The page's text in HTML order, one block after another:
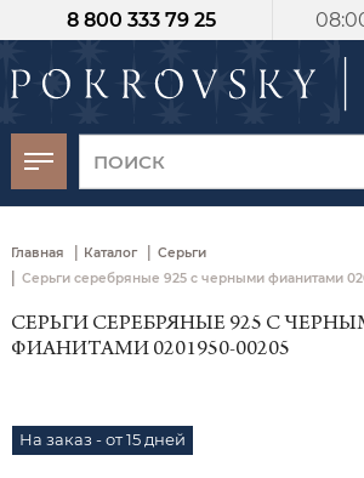
8 800 333 79 25
Главная | Каталог | Серьги
| Серьги серебряные 925 с черными фианитами
СЕРЬГИ СЕРЕБРЯНЫЕ 925 С
ФИАНИТАМИ 0201950-00205
На заказ - от 15 дней
-30%
от 15 дней с
момента оплаты